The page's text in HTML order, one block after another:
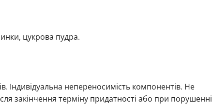
цукрова пудра.
Індивідуальна непереносимість компонентів. Не
закінчення терміну придатності або при порушенні